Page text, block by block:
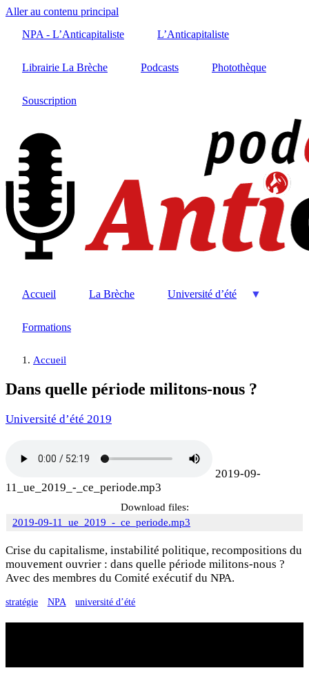
Aller au contenu principal
NPA - L’Anticapitaliste
L’Anticapitaliste
Librairie La Brèche Podcasts Photothèque
Souscription
Accueil La Brèche Université d’été
Formations
Accueil
Dans quelle période militons-nous ?
Université d’été 2019
2019-09-
11_ue_2019_-_ce_periode.mp3
Download files:
2019-09-11_ue_2019_-_ce_periode.mp3
Crise du capitalisme, instabilité politique, recompositions du
mouvement ouvrier : dans quelle période militons-nous ?
Avec des membres du Comité exécutif du NPA.
stratégie NPA université d’été